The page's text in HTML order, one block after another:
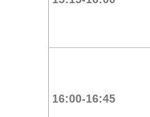
16:00-16:45